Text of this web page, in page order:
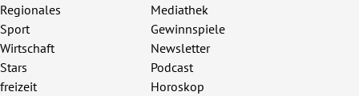
Regionales
Sport
Wirtschaft
Stars
freizeit
Mediathek
Gewinnspiele
Newsletter
Podcast
Horoskop